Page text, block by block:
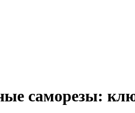
саморезы: